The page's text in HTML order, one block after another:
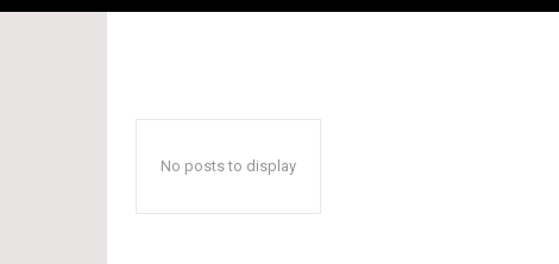
No posts to display